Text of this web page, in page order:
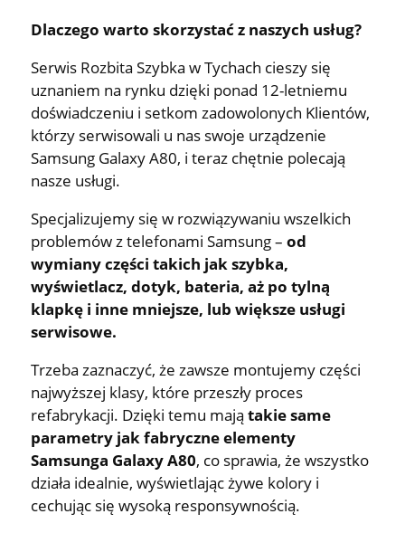
Dlaczego warto skorzystać z naszych usług?
Serwis Rozbita Szybka w Tychach cieszy się
uznaniem na rynku dzięki ponad 12-letniemu
doświadczeniu i setkom zadowolonych Klientów,
którzy serwisowali u nas swoje urządzenie
Samsung Galaxy A80, i teraz chętnie polecają
nasze usługi.
Specjalizujemy się w rozwiązywaniu wszelkich
problemów z telefonami Samsung – od
wymiany części takich jak szybka,
wyświetlacz, dotyk, bateria, aż po tylną
klapkę i inne mniejsze, lub większe usługi
serwisowe.
Trzeba zaznaczyć, że zawsze montujemy części
najwyższej klasy, które przeszły proces
refabrykacji. Dzięki temu mają takie same
parametry jak fabryczne elementy
Samsunga Galaxy A80, co sprawia, że wszystko
działa idealnie, wyświetlając żywe kolory i
cechując się wysoką responsywnością.